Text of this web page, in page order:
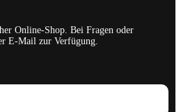
Online-Shop. Bei Fragen oder
E-Mail zur Verfügung.